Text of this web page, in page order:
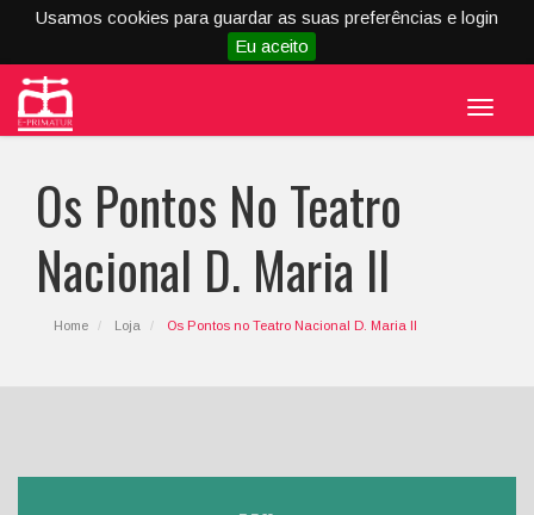
Usamos cookies para guardar as suas preferências e login
Eu aceito
Menu
Os Pontos No Teatro
Nacional D. Maria II
Home Loja Os Pontos no Teatro Nacional D. Maria II